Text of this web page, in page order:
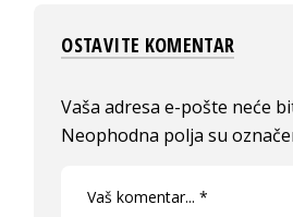
OSTAVITE KOMENTAR
Vaša adresa e-pošte neće
Neophodna polja su